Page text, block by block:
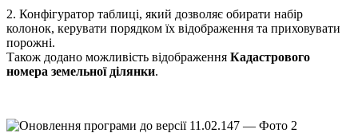
2. Конфігуратор таблиці, який дозволяє обирати набір
колонок, керувати порядком їх відображення та приховувати
порожні.
Також додано можливість відображення Кадастрового
номера земельної ділянки.